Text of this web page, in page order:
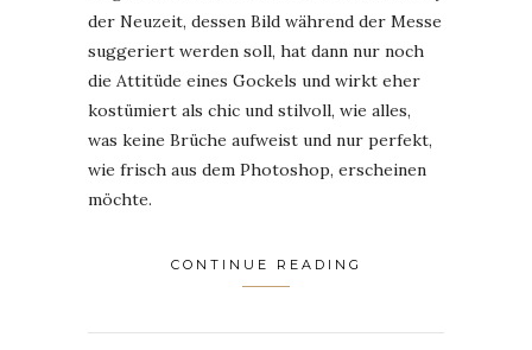
der Neuzeit, dessen Bild während der Messe
suggeriert werden soll, hat dann nur noch
die Attitüde eines Gockels und wirkt eher
kostümiert als chic und stilvoll, wie alles,
was keine Brüche aufweist und nur perfekt,
wie frisch aus dem Photoshop, erscheinen
möchte.
CONTINUE READING